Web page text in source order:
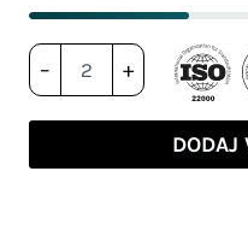
–
HEKA
gumiji
kožo
+
DODAJ